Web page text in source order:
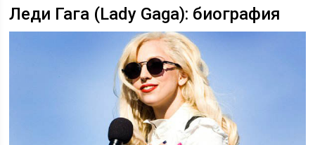
Леди Гага (Lady Gaga): биография